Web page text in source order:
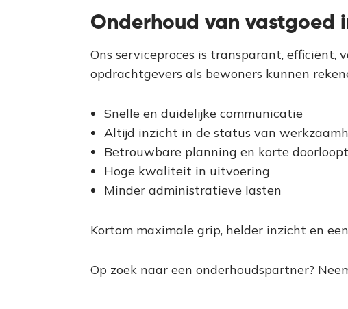
Onderhoud van vastgoed
Ons serviceproces is transparant,
opdrachtgevers als bewoners kunnen
Snelle en duidelijke communicatie
Altijd inzicht in de status van
Betrouwbare planning en korte
Hoge kwaliteit in uitvoering
Minder administratieve lasten
Kortom maximale grip, helder inzicht en
Op zoek naar een onderhoudspartner?